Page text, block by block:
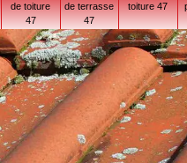
de toiture
47
de terrasse
47
toiture 47